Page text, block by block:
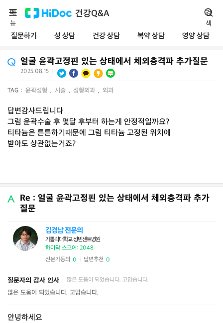
건강Q&A
질문하기 성 상담 건강 상담 복약 상담 영양 상담
메
뉴
검
색
얼굴 윤곽고정핀 있는 상태에서 체외충격파 추가질문
2025.08.15
TAG : 윤곽성형 , 시술 , 성형외과 , 외과
답변감사드립니다
그럼 윤곽수술 후 몇달 후부터 하는게 안정적일까요?
티타늄은 튼튼하기때문에 그럼 티타늄 고정된 위치에
받아도 상관없는거죠?
Re : 얼굴 윤곽고정핀 있는 상태에서 체외충격파 추가
질문
김경남 전문의
가톨릭대학교 성빈센트병원
하이닥 스코어: 2048
전문가동의 0 답변추천 0
질문자의 감사 인사 많은 도움이 되었습니다. 고맙습니다.
많은 도움이 되었습니다. 고맙습니다.
안녕하세요